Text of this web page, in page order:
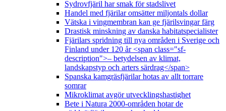
Sydrovfjäril har smak för stadslivet
Handel med fjärilar omsätter miljontals dollar
Vätska i vingmembran kan ge fjärilsvingar färg
Drastisk minskning av danska habitatspecialister
Fjärilars spridning till nya områden i Sverige och
Finland under 120 år <span class="sf-
description">– betydelsen av klimat,
landskapstyp och arters särdrag</span>
Spanska kamgräsfjärilar hotas av allt torrare
somrar
Mikroklimat avgör utvecklingshastighet
Bete i Natura 2000-områden hotar de